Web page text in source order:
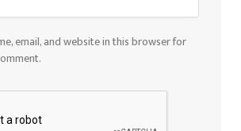
email, and website in this browser for